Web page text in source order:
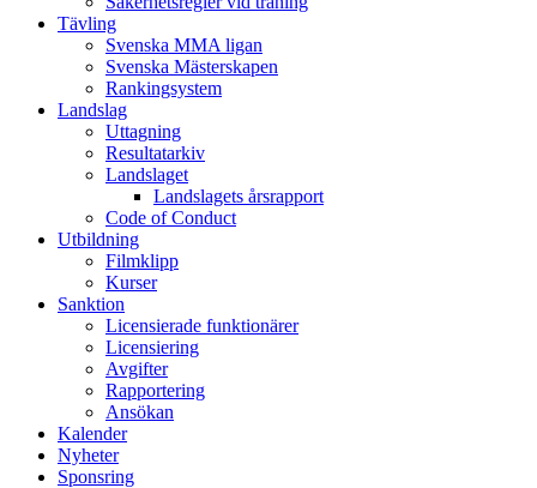
Tävling
Svenska MMA ligan
Svenska Mästerskapen
Rankingsystem
Landslag
Uttagning
Resultatarkiv
Landslaget
Landslagets årsrapport
Code of Conduct
Utbildning
Filmklipp
Kurser
Sanktion
Licensierade funktionärer
Licensiering
Avgifter
Rapportering
Ansökan
Kalender
Nyheter
Sponsring